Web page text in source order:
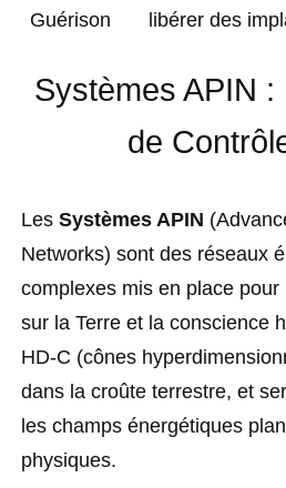
Guérison
libérer des
Systèmes APIN
de
Les Systèmes APIN
Networks) sont des réseaux
complexes mis en place
sur la Terre et la conscience
HD-C (cônes
dans la croûte terrestre, et
les champs énergétiques
physiques.